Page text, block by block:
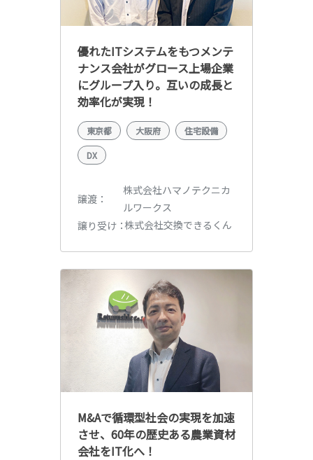
優れたITシステムをもつメンテ
ナンス会社がグロース上場企業
にグループ入り。互いの成長と
効率化が実現！
東京都 大阪府 住宅設備
DX
譲渡
株式会社ハマノテクニカ
ルワークス
譲り受け 株式会社交換できるくん
M&Aで循環型社会の実現を加速
させ、60年の歴史ある農業資材
会社をIT化へ！